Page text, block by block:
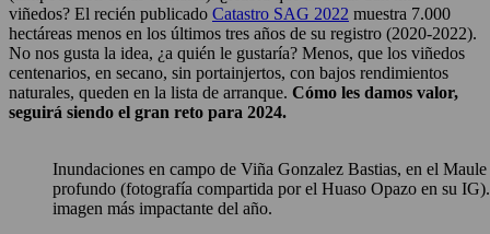
viñedos? El recién publicado Catastro SAG 2022 muestra 7.000
hectáreas menos en los últimos tres años de su registro (2020-2022).
No nos gusta la idea, ¿a quién le gustaría? Menos, que los viñedos
centenarios, en secano, sin portainjertos, con bajos rendimientos
naturales, queden en la lista de arranque. Cómo les damos valor,
seguirá siendo el gran reto para 2024.
Inundaciones en campo de Viña Gonzalez Bastias, en el Maule
profundo (fotografía compartida por el Huaso Opazo en su
imagen más impactante del año.